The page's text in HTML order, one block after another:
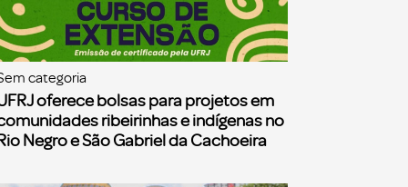
categoria
oferece bolsas para projetos em
ribeirinhas e indígenas no
Negro e São Gabriel da Cachoeira